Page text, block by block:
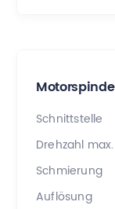
Schnittstelle
Drehzahl max.
Schmierung
Auflösung